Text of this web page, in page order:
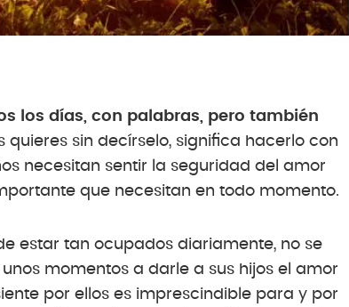
los días, con palabras, pero también
quieres sin decírselo, significa hacerlo con
necesitan sentir la seguridad del amor
que necesitan en todo momento.
estar tan ocupados diariamente, no se
momentos a darle a sus hijos el amor
por ellos es imprescindible para y por